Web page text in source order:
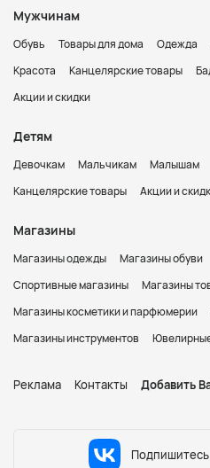
Мужчинам
Обувь Товары для дома Одежда
Красота
Канцелярские товары
Акции и скидки
Детям
Девочкам Мальчикам Малышам
Канцелярские товары
Акции и
Магазины
Магазины одежды Магазины обуви
Спортивные магазины
Магазины
Магазины косметики и парфюмерии
Магазины инструментов
Реклама Контакты Добавить
Подпишитесь